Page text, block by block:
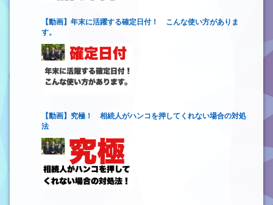
【動画】年末に活躍する確定日付！ こんな使い方がありま
す。
【動画】究極！ 相続人がハンコを押してくれない場合の対処
法